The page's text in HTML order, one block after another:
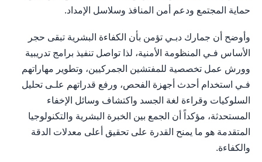
حماية المجتمع ودعم أمن المنافذ وسلاسل الإمداد.
وأوضح أن جمارك دبـي تؤمن بأن الكفاءة البشرية تبقى حجر
الأساس فـي المنظومة الأمنية، لذا تواصل تنفيذ برامج تدريبية
وورش عمل تخصصية للمفتشين الجمركيين، وتطوير مهاراتهم
فـي استخدام أحدث أجهزة الفحص، ورفع قدراتهم علـى تحليل
السلوكيات وقراءة لغة الجسد واكتشاف وسائل الإخفاء
المستحدثة، مؤكداً أن الجمع بين الخبرة البشرية والتكنولوجيا
المتقدمة هو ما يمنح القدرة على تحقيق أعلى معدلات الدقة
والكفاءة.